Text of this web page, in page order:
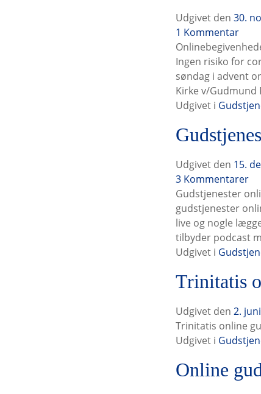
e
t
i
l
Udgivet den 30.
1 KommentarO
n
l
i
n
e
e
i
v
e
n
h
e
d
r
v
e
t
2
Ingen risiko for
søndag i advent
Kirke v/Gudmund
Udgivet i
Udgivet den 15.
3 KommentarerG
u
d
s
t
j
n
s
t
e
o
Gudstjenester
gudstjenester
live og nogle
tilbyder podcast
Udgivet i
Trinitatis
Udgivet den 2.
Trinitatis online
Udgivet i
Online